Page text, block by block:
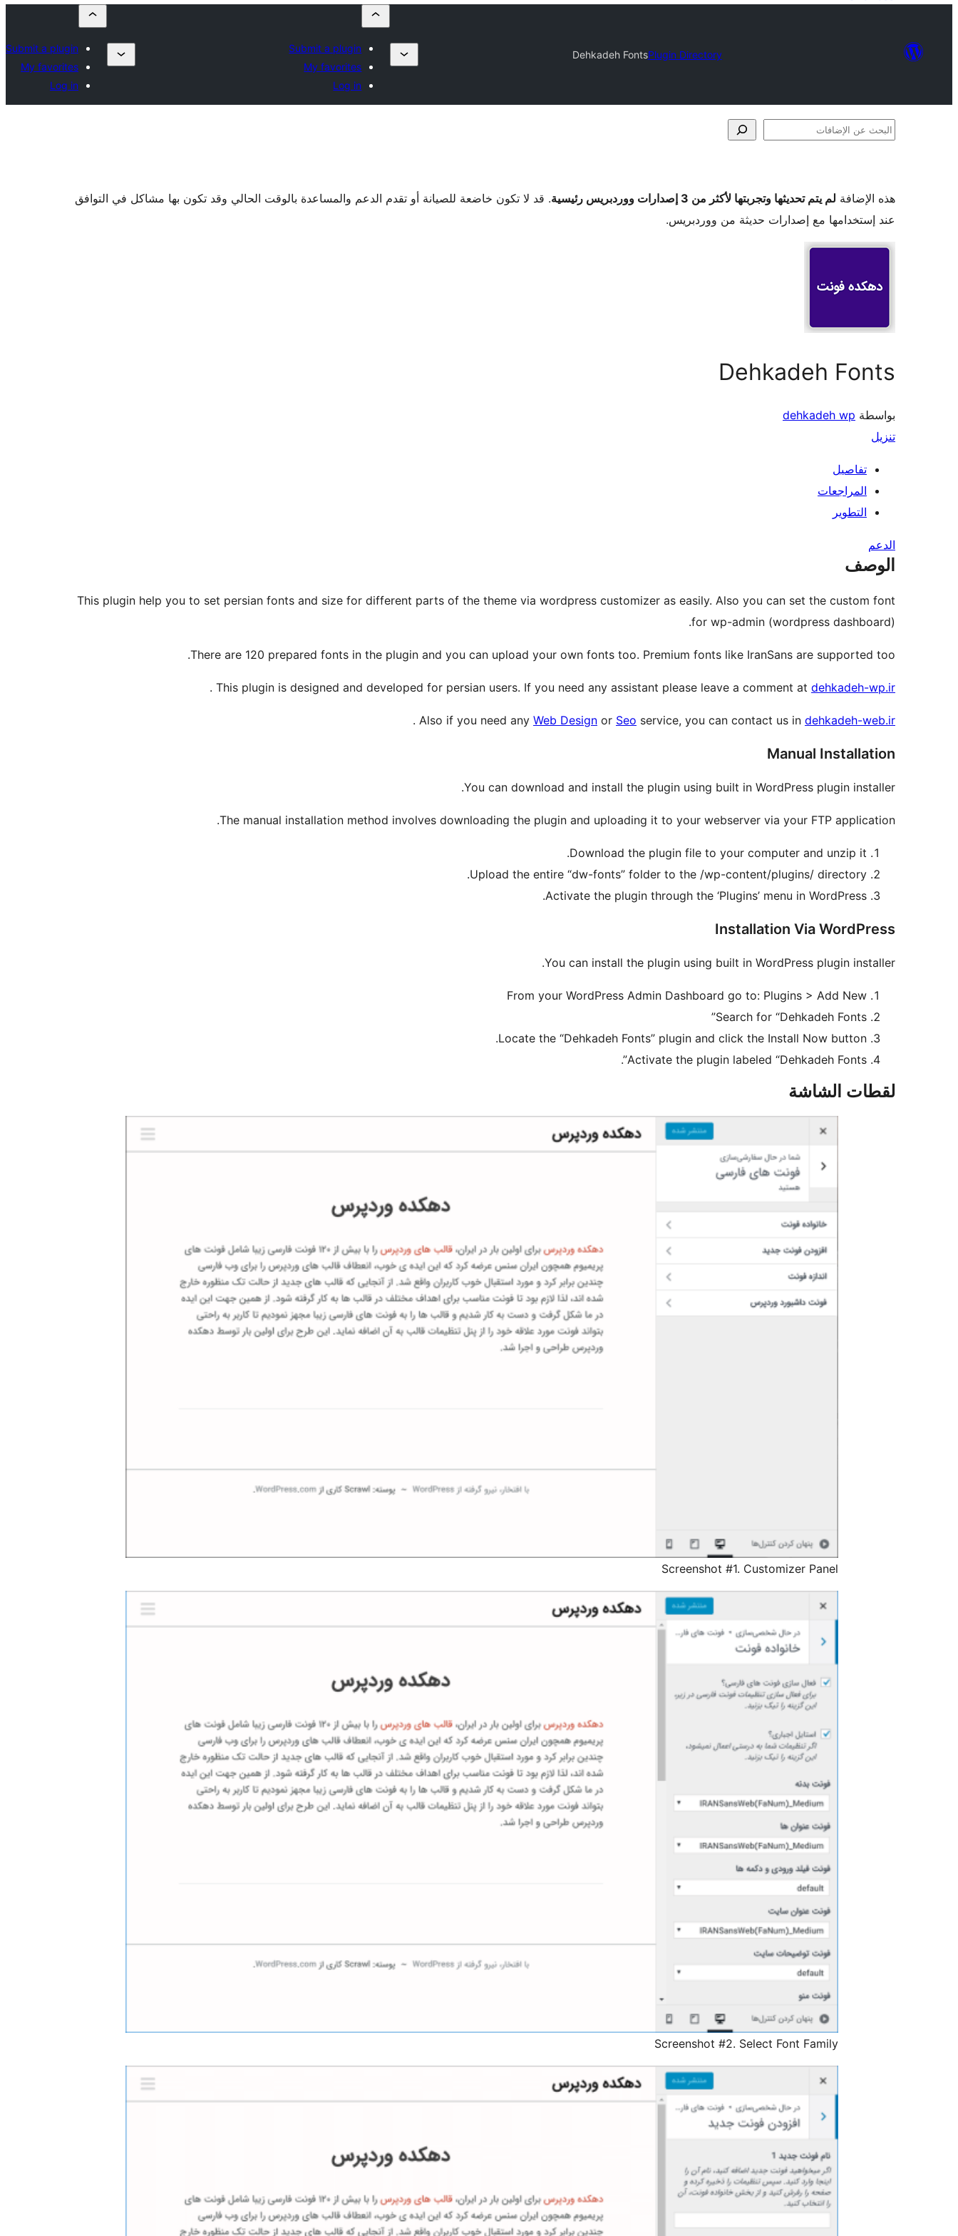
Plugin Directory
Dehkadeh Fonts
Submit a plugin
My favorites
Log in
Submit a plugin
My favorites
Log in
البحث
هذه الإضافة لم يتم تحديثها وتجربتها لأكثر من 3 إصدارات ووردبريس رئيسية
. قد لا تكون خاضعة للصيانة أو تقدم الدعم والمساعدة بالوقت الحالي وقد تكون بها مشاكل في التوافق
عند إستخدامها مع إصدارات حديثة من ووردبريس.
Dehkadeh Fonts
بواسطة dehkadeh wp
تنزيل
تفاصيل
المراجعات
التطوير
الدعم
الوصف
This plugin help you to set persian fonts and size for different parts of the theme via wordpress customizer as easily. Also you can set the custom font
for wp-admin (wordpress dashboard).
There are 120 prepared fonts in the plugin and you can upload your own fonts too. Premium fonts like IranSans are supported too.
This plugin is designed and developed for persian users. If you need any assistant please leave a comment at dehkadeh-wp.ir
.
Also if you need any Web Design or Seo service, you can contact us in dehkadeh-web.ir
.
Manual Installation
You can download and install the plugin using built in WordPress plugin installer.
The manual installation method involves downloading the plugin and uploading it to your webserver via your FTP application.
Download the plugin file to your computer and unzip it.
Upload the entire “dw-fonts” folder to the /wp-content/plugins/ directory.
Activate the plugin through the ‘Plugins’ menu in WordPress.
Installation Via WordPress
You can install the plugin using built in WordPress plugin installer.
From your WordPress Admin Dashboard go to: Plugins > Add New
Search for “Dehkadeh Fonts”
Locate the “Dehkadeh Fonts” plugin and click the Install Now button.
Activate the plugin labeled “Dehkadeh Fonts”.
لقطات الشاشة
Screenshot #1. Customizer Panel
Screenshot #2. Select Font Family